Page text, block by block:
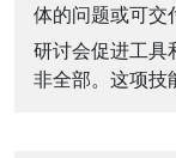
体的问题或可交
研讨会促进工具
非全部。这项技